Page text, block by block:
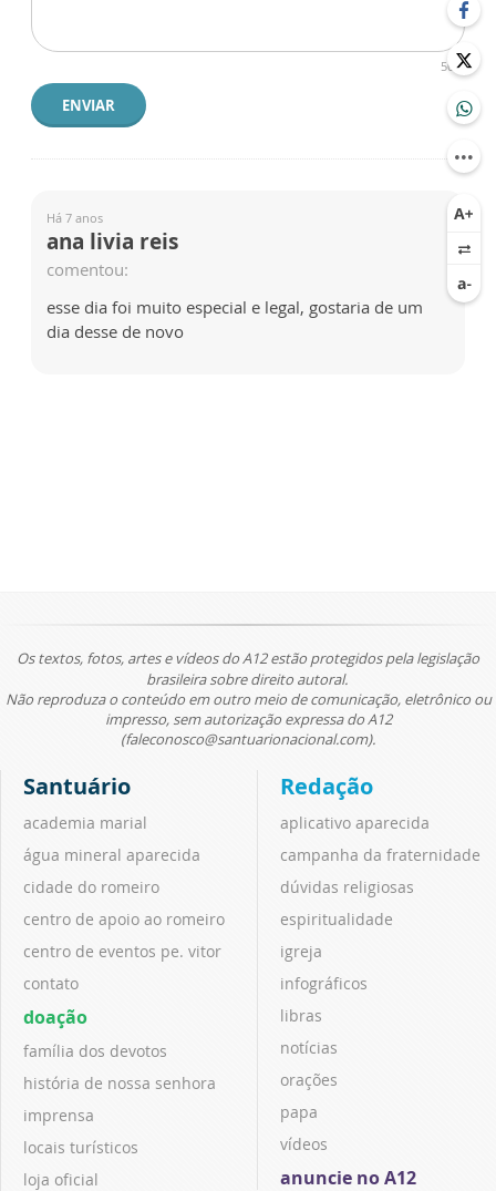
500
ENVIAR
Há 7 anos
ana livia reis
comentou:
esse dia foi muito especial e legal, gostaria de um
dia desse de novo
Os textos, fotos, artes e vídeos do A12 estão protegidos pela legislação
brasileira sobre direito autoral.
Não reproduza o conteúdo em outro meio de comunicação, eletrônico ou
impresso, sem autorização expressa do A12
(faleconosco@santuarionacional.com).
Santuário
academia marial
água mineral aparecida
cidade do romeiro
centro de apoio ao romeiro
centro de eventos pe. vitor
contato
doação
família dos devotos
história de nossa senhora
imprensa
locais turísticos
loja oficial
Redação
aplicativo aparecida
campanha da fraternidade
dúvidas religiosas
espiritualidade
igreja
infográficos
libras
notícias
orações
papa
vídeos
anuncie no A12